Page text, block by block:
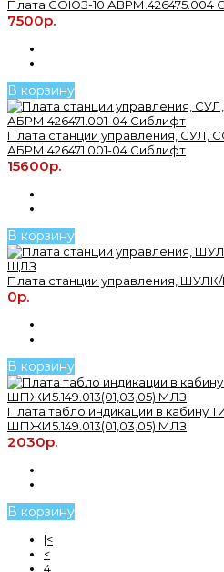
Плата СОЮЗ-10 АВРМ.426475.004
7500р.
В корзину
Плата станции управления, СУЛ,
АБРМ.426471.001-04 Сиблифт
15600р.
В корзину
Плата станции управления,
0р.
В корзину
Плата табло индикации в кабину
ШПЖИ5.149.013(01,03,05) МЛЗ
2030р.
В корзину
|<
<
4